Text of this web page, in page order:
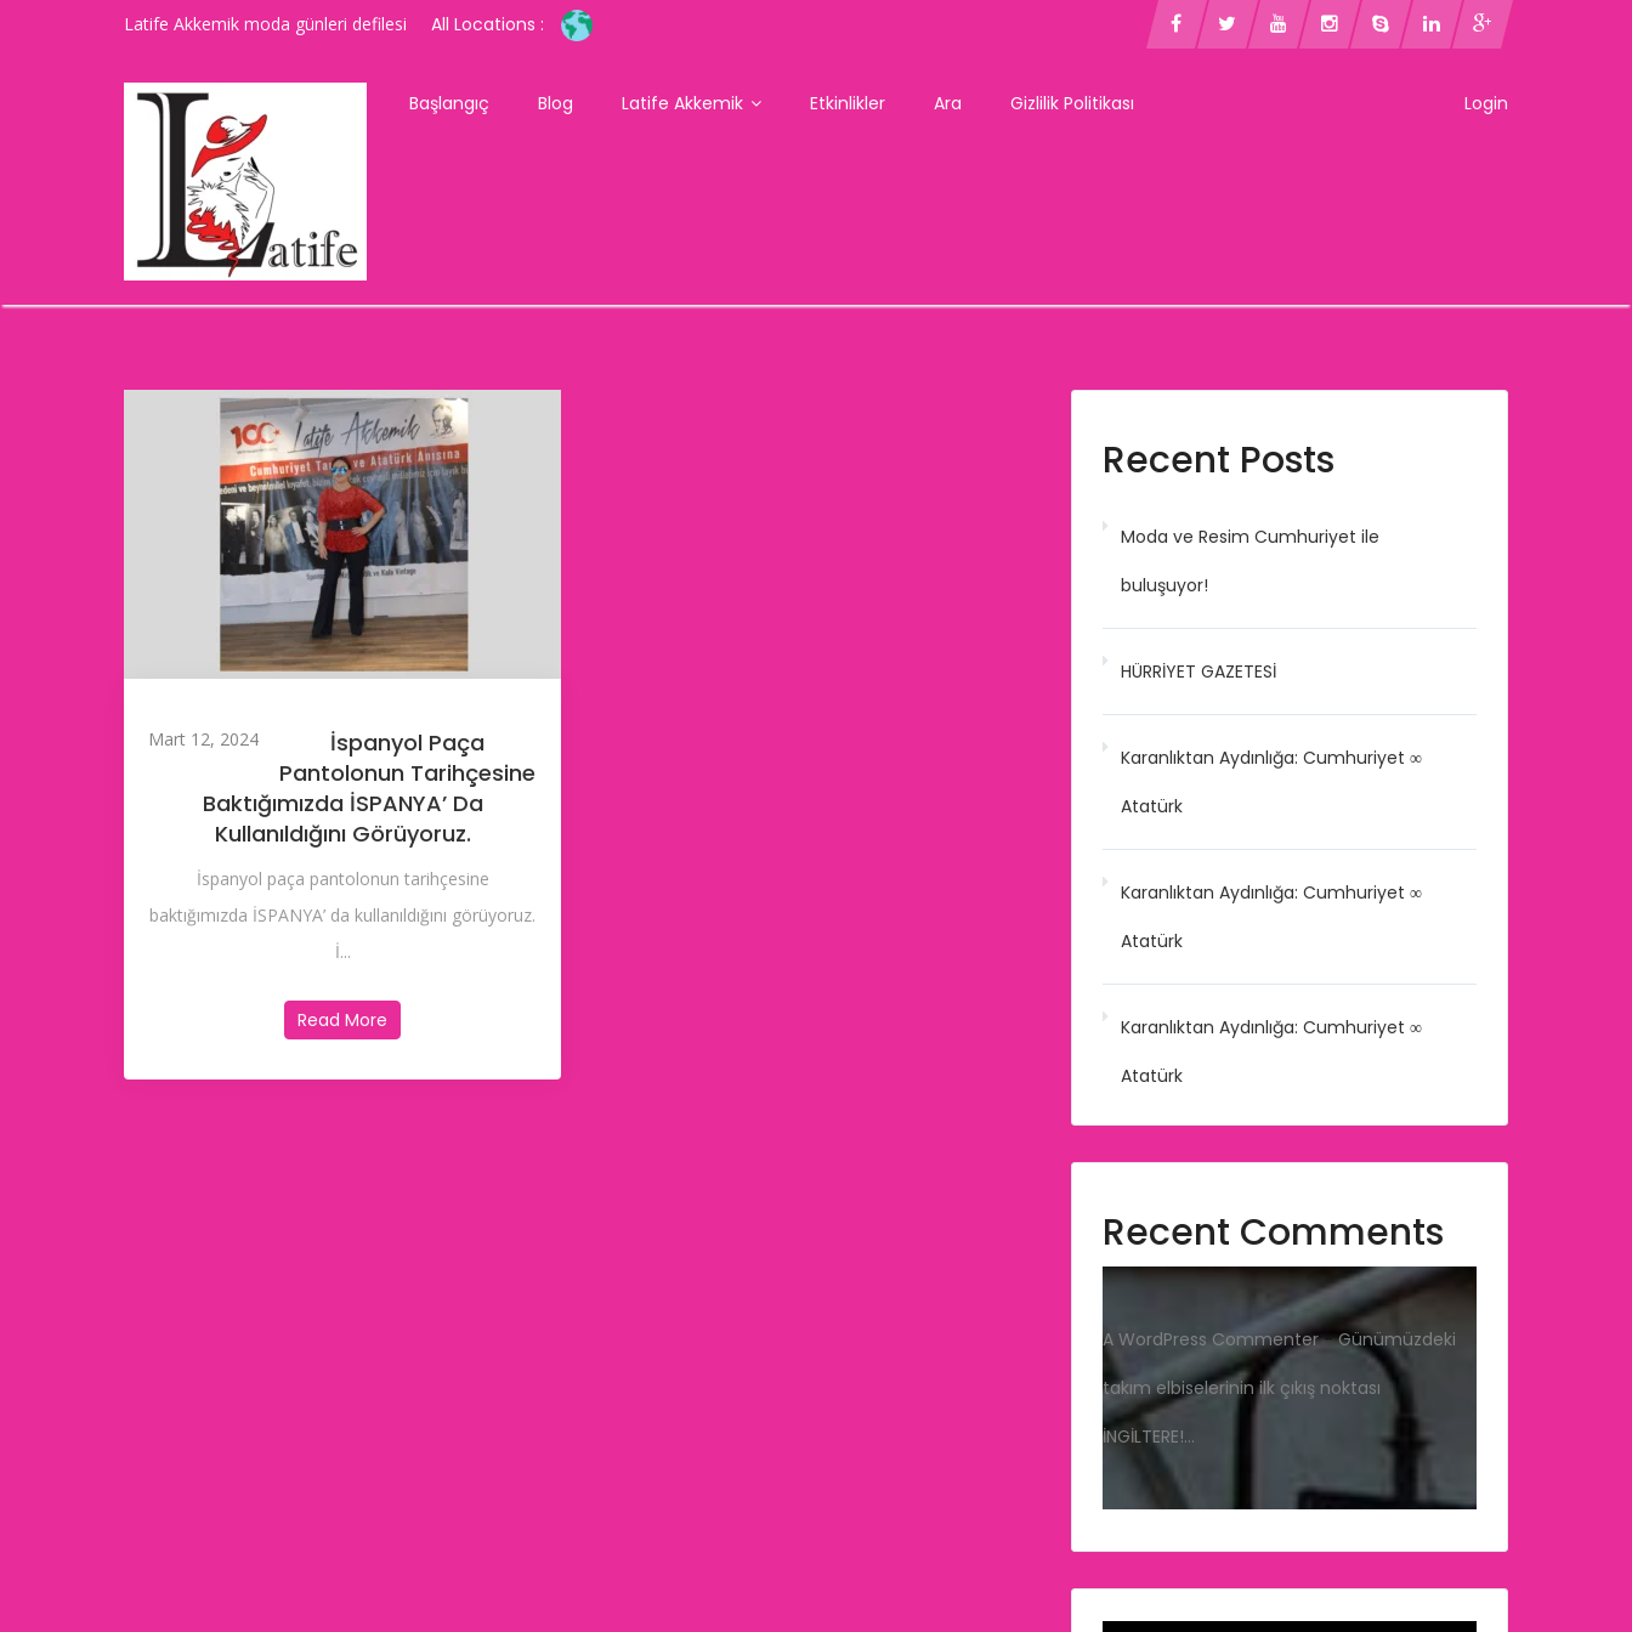
Latife Akkemik moda günleri defilesi All Locations :
Login
Başlangıç Blog Latife Akkemik Etkinlikler Ara Gizlilik Politikası
Mart 12, 2024
İspanyol Paça
Pantolonun Tarihçesine
Baktığımızda İSPANYA’ Da
Kullanıldığını Görüyoruz.
İspanyol paça pantolonun tarihçesine
baktığımızda İSPANYA’ da kullanıldığını görüyoruz.
İ...
Read More
Recent Posts
Moda ve Resim Cumhuriyet ile
buluşuyor!
HÜRRİYET GAZETESİ
Karanlıktan Aydınlığa: Cumhuriyet ∞
Atatürk
Karanlıktan Aydınlığa: Cumhuriyet ∞
Atatürk
Karanlıktan Aydınlığa: Cumhuriyet ∞
Atatürk
Recent Comments
A WordPress Commenter-Günümüzdeki
takım elbiselerinin ilk çıkış noktası
İNGİLTERE!…